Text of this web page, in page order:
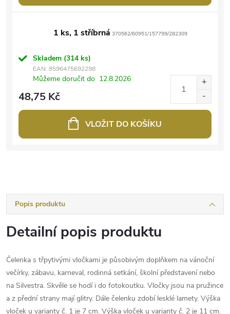
1 ks, 1 stříbrná 370562/60951/157799/282309
Skladem (314 ks)
EAN: 8596475692298
Můžeme doručit do 12.8.2026
48,75 Kč
VLOŽIT DO KOŠÍKU
Popis produktu
Detailní popis produktu
Čelenka s třpytivými vločkami je působivým doplňkem na vánoční
večírky, zábavu, karneval, rodinná setkání, školní představení nebo
na Silvestra. Skvěle se hodí i do fotokoutku. Vločky jsou na pružince
a z přední strany mají glitry. Dále čelenku zdobí lesklé lamety. Výška
vloček u varianty č. 1 je 7 cm. Výška vloček u varianty č. 2 je 11 cm.